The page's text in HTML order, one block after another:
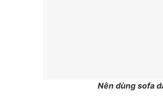
Nên dùng sofa